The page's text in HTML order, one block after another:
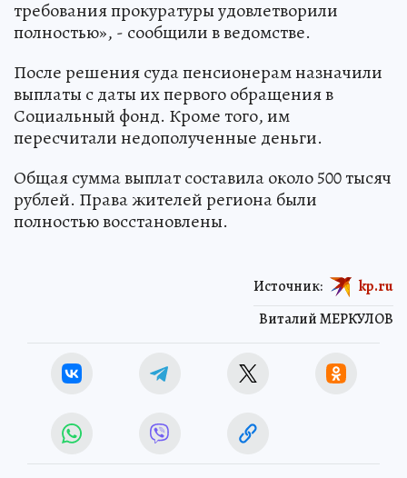
требования прокуратуры удовлетворили
полностью», - сообщили в ведомстве.
После решения суда пенсионерам назначили
выплаты с даты их первого обращения в
Социальный фонд. Кроме того, им
пересчитали недополученные деньги.
Общая сумма выплат составила около 500 тысяч
рублей. Права жителей региона были
полностью восстановлены.
Виталий МЕРКУЛОВ
Источник: kp.ru